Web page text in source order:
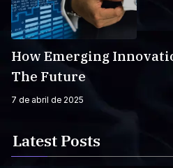
How Emerging
The Future
7 de abril de 2025
Latest Posts